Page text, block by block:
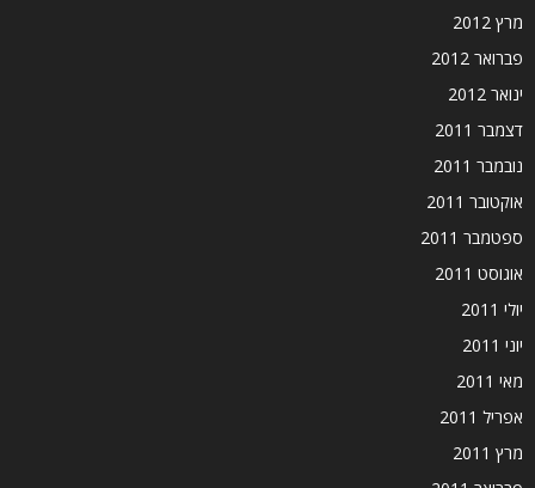
מרץ 2012
פברואר 2012
ינואר 2012
דצמבר 2011
נובמבר 2011
אוקטובר 2011
ספטמבר 2011
אוגוסט 2011
יולי 2011
יוני 2011
מאי 2011
אפריל 2011
מרץ 2011